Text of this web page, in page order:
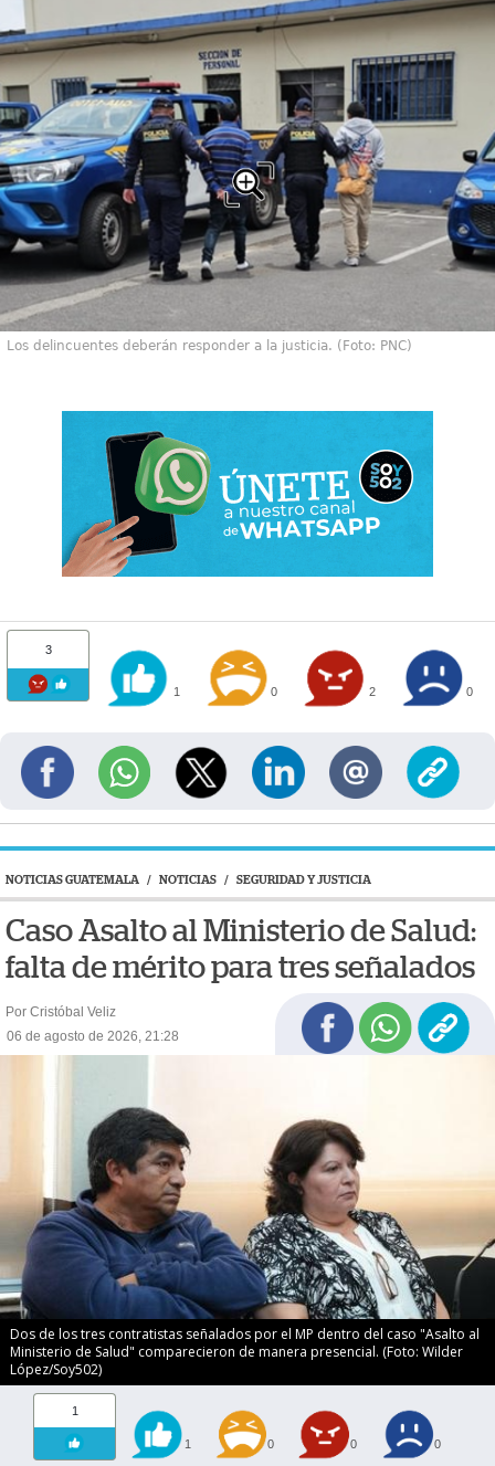
Los delincuentes deberán responder a la justicia. (Foto: PNC)
3
1 0 2 0
NOTICIAS GUATEMALA / NOTICIAS / SEGURIDAD Y JUSTICIA
Caso Asalto al Ministerio de Salud:
falta de mérito para tres señalados
Por Cristóbal Veliz
06 de agosto de 2026, 21:28
Dos de los tres contratistas señalados por el MP dentro del caso "Asalto al
Ministerio de Salud" comparecieron de manera presencial. (Foto: Wilder
López/Soy502)
1
1 0 0 0